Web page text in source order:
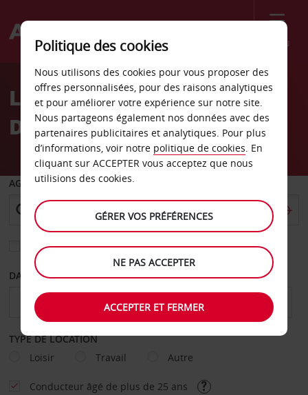
Menu
Welcome
AvisLocation de voiture
Danemark
AGENCE DE DÉPART
Sélectionnez une autre agence de retour
DATE DE DÉPART DATE DE RETOUR
TYPE DE LOCATION
Loisir
Travail Autre
Conducteur âgé de plus de 25 ans
Politique des cookies
Nous utilisons des cookies pour vous proposer des
offres personnalisées, pour des raisons analytiques
et pour améliorer votre expérience sur notre site.
Nous partageons également nos données avec des
partenaires publicitaires et analytiques. Pour plus
d’informations, voir notre politique de cookies. En
cliquant sur ACCEPTER vous acceptez que nous
utilisions des cookies.
GÉRER VOS PRÉFÉRENCES
NE PAS ACCEPTER
ACCEPTER ET FERMER